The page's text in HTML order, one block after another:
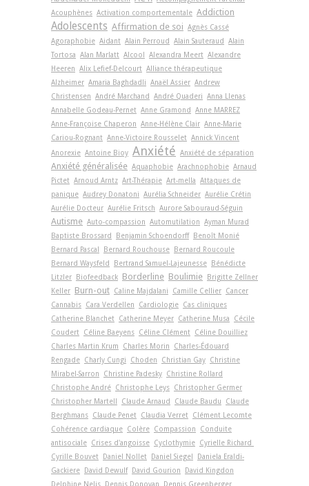
Acouphènes Activation comportementale Addiction
Adolescents Affirmation de soi Agnès Cassé
Agoraphobie Aidant Alain Perroud Alain Sauteraud
Alain
Tortosa Alan Marlatt Alcool Alexandra Meert Alexandre
Heeren Alix Lefief-Delcourt Alliance thérapeutique
Alzheimer Amaria Baghdadli Anaël Assier Andrew
Christensen André Marchand André Quaderi Anna Llenas
Annabelle Godeau-Pernet Anne Gramond
Anne MARREZ
Anne-Françoise Chaperon Anne-Hélène Clair Anne-Marie
Cariou-Rognant Anne-Victoire Rousselet Annick Vincent
Anorexie Antoine Bioy Anxiété Anxiété de séparation
Anxiété généralisée Aquaphobie Arachnophobie Arnaud
Pictet Arnoud Arntz Art-Thérapie Art-­mella Attaques de
panique Audrey Donatoni Aurélia Schneider Aurélie Crétin
Aurélie Docteur Aurélie Fritsch Aurore Sabouraud-Séguin
Autisme Auto-compassion Automutilation Ayman Murad
Baptiste Brossard
Benjamin Schoendorff
Benoît Monié
Bernard Pascal
Bernard Rouchouse
Bernard Roucoule
Bernard Waysfeld
Bertrand Samuel-Lajeunesse
Bénédicte
Litzler
Biofeedback Borderline Boulimie
Brigitte Zellner
Keller Burn-out Caline Majdalani Camille Cellier Cancer
Cannabis Cara Verdellen Cardiologie Cas cliniques
Catherine Blanchet Catherine Meyer Catherine Musa
Cécile
Coudert Céline Baeyens Céline Clément Céline Douilliez
Charles Martin Krum
Charles Morin
Charles-Édouard
Rengade Charly Cungi Choden Christian Gay Christine
Mirabel-Sarron
Christine Padesky Christine Rollard
Christophe André Christophe Leys Christopher Germer
Christopher Martell
Claude Arnaud Claude Baudu
Claude
Berghmans Claude Penet Claudia Verret Clément Lecomte
Cohérence cardiaque Colère Compassion
Conduite
antisociale Crises d'angoisse Cyclothymie Cyrielle Richard
Cyrille Bouvet
Daniel Nollet Daniel Siegel
Daniela Eraldi-
Gackiere
David Dewulf David Gourion
David Kingdon
Delphine Nelis
Dennis Donovan
Dennis Greenberger